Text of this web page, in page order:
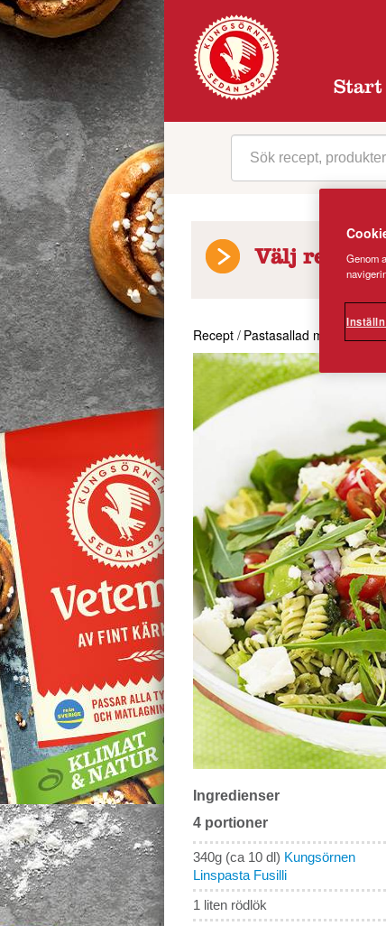
Start
Välj
Recept / Pastasallad med
Ingredienser
4 portioner
340g (ca 10 dl) Kungsörnen
Linspasta Fusilli
1 liten rödlök
Genom